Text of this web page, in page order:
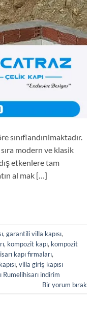
sınıflandırılmaktadır.
modern ve klasik
etkenlere tam
al mak […]
, garantili villa kapısı,
, kompozit kapı, kompozit
kapı firmaları,
, villa giriş kapısı
Rumelihisarı indirim
Bir yorum bırak